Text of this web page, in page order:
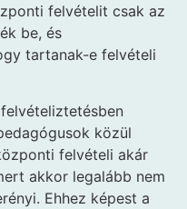
felvételit csak az
be, és
tartanak-e felvételi
közül
felvételi akár
akkor legalább nem
Ehhez képest a